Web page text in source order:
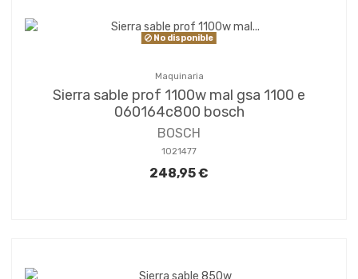
No disponible
Maquinaria
Sierra sable prof 1100w mal gsa 1100 e
060164c800 bosch
BOSCH
1021477
248,95 €